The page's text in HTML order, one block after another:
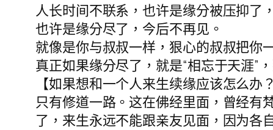
人长时间不联系，也许是缘分被压抑了
也许是缘分尽了，今后不再见。
就像是你与叔叔一样，狠心的叔叔把你
真正如果缘分尽了，就是“相忘于天涯”
【如果想和一个人来生续缘应该怎么办？
只有修道一路。这在佛经里面，曾经有
了，来生永远不能跟亲友见面，因为各